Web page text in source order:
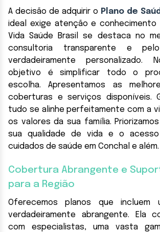
A decisão de adquirir o Plano de
ideal exige atenção e conhecimento
Vida Saúde Brasil se destaca no
consultoria transparente e
verdadeiramente personalizado.
objetivo é simplificar todo o
escolha. Apresentamos as
coberturas e serviços disponíveis.
tudo se alinhe perfeitamente com a
os valores da sua família.
sua qualidade de vida e o
cuidados de saúde em Conchal e além.
Cobertura Abrangente e
para a Região
Oferecemos planos que incluem
verdadeiramente abrangente. Ela
com especialistas, uma vasta